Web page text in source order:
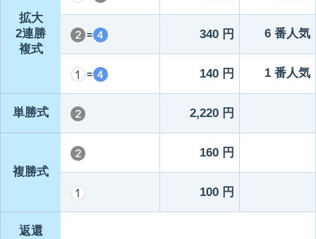
拡大
2連勝
複式
= 340 円 6 番人気
= 140 円 1 番人気
単勝式 2,220 円
複勝式
160 円
100 円
返還